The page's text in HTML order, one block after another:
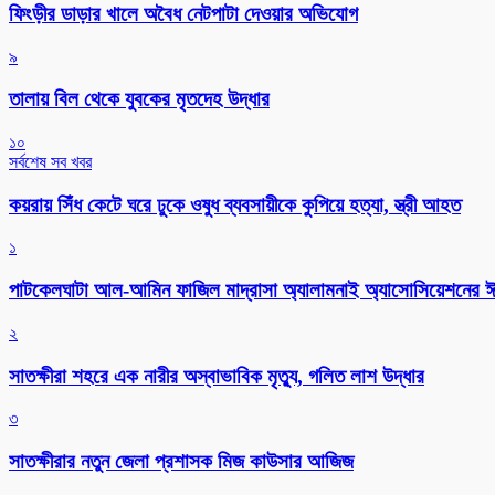
ফিংড়ীর ডাড়ার খালে অবৈধ নেটপাটা দেওয়ার অভিযোগ
৯
তালায় বিল থেকে যুবকের মৃতদেহ উদ্ধার
১০
সর্বশেষ সব খবর
কয়রায় সিঁধ কেটে ঘরে ঢুকে ওষুধ ব্যবসায়ীকে কুপিয়ে হত্যা, স্ত্রী আহত
১
পাটকেলঘাটা আল-আমিন ফাজিল মাদ্রাসা অ্যালামনাই অ্যাসোসিয়েশনের
২
সাতক্ষীরা শহরে এক নারীর অস্বাভাবিক মৃত্যু, গলিত লাশ উদ্ধার
৩
সাতক্ষীরার নতুন জেলা প্রশাসক মিজ কাউসার আজিজ